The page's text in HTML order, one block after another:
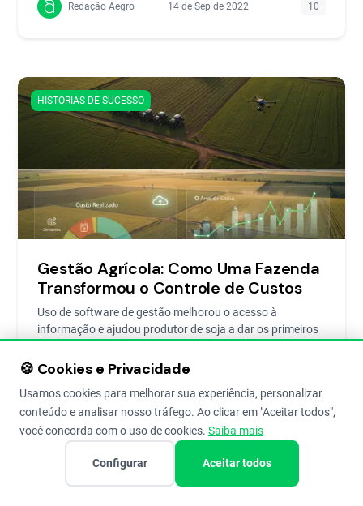
Redação Aegro 14 de Sep de 2022 10
HISTORIAS DE SUCESSO
Gestão Agrícola: Como Uma Fazenda
Transformou o Controle de Custos
Uso de software de gestão melhorou o acesso à
informação e ajudou produtor de soja a dar os primeiros
Redação Aegro 11 de Aug de 2022 6
HISTORIAS DE SUCESSO
🍪 Cookies e Privacidade
Usamos cookies para melhorar sua experiência, personalizar
conteúdo e analisar nosso tráfego. Ao clicar em "Aceitar todos",
você concorda com o uso de cookies. Saiba mais
Configurar Aceitar todos